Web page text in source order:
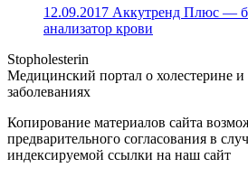
12.09.2017 Аккутренд Плюс —
анализатор крови
Stopholesterin
Медицинский портал о холестерине
заболеваниях
Копирование материалов сайта
предварительного согласования в
индексируемой ссылки на наш сайт